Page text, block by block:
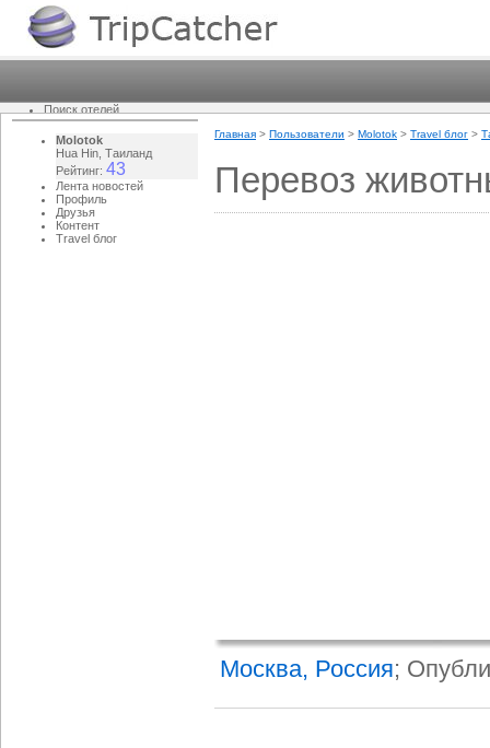
Поиск отелей
Новости
Путеводитель
Questions & answers
Блоги
Travel - как это работает?
Еще...
Фотографии
Погода
Пользователи
Molotok
Hua Hin, Таиланд
Рейтинг: 43
Лента новостей
Профиль
Друзья
Контент
Travel блог
Главная > Пользователи > Molotok > Travel блог >
Перевоз
Москва, Россия;